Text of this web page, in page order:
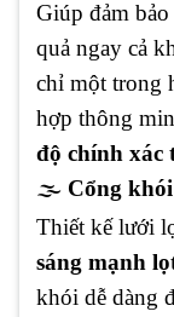
Giúp đảm
quả ngay cả
chỉ một trong
hợp thông
độ chính xác
🌫 Cổng
Thiết kế lưới
sáng mạnh
khói dễ dàng